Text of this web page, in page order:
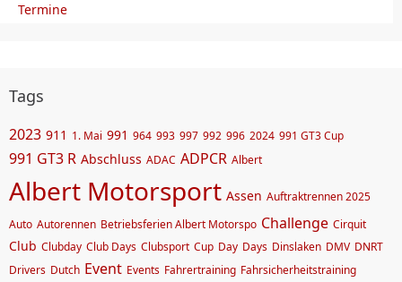
Termine
Tags
2023 911 1. Mai 991 964 993 997 992 996 2024 991 GT3 Cup
991 GT3 R Abschluss ADAC ADPCR Albert
Albert Motorsport Assen Auftraktrennen 2025
Auto Autorennen Betriebsferien Albert Motorspo Challenge Cirquit
Club Clubday Club Days Clubsport Cup Day Days Dinslaken DMV DNRT
Drivers Dutch Event Events Fahrertraining Fahrsicherheitstraining